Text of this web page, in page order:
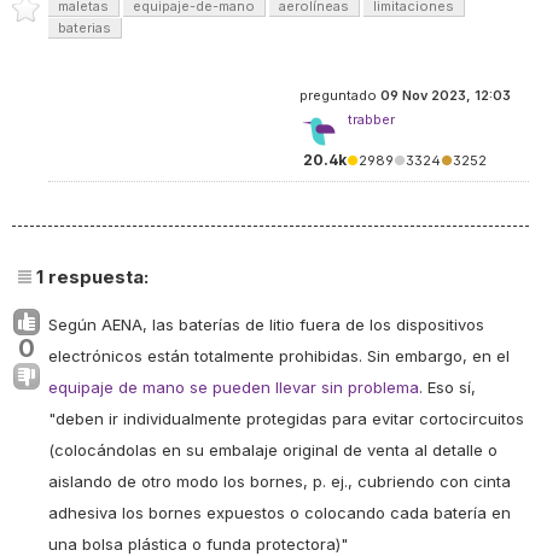
maletas equipaje-de-mano aerolíneas
limitaciones
baterias
preguntado 09 Nov 2023, 12:03
trabber
20.4k●2989●3324●3252
1 respuesta:
0
Según AENA, las baterías de litio fuera de los dispositivos
electrónicos están totalmente prohibidas. Sin embargo, en el
equipaje de mano se pueden llevar sin problema. Eso sí,
"deben ir individualmente protegidas para evitar cortocircuitos
(colocándolas en su embalaje original de venta al detalle o
aislando de otro modo los bornes, p. ej., cubriendo con cinta
adhesiva los bornes expuestos o colocando cada batería en
una bolsa plástica o funda protectora)"